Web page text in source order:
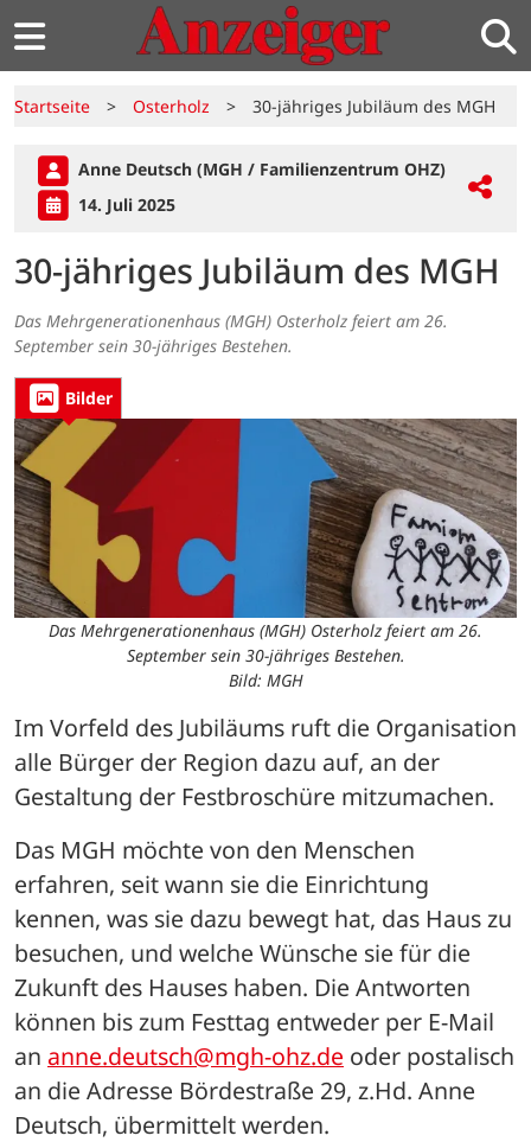
Startseite > Osterholz > 30-jähriges Jubiläum des MGH
Anne Deutsch (MGH / Familienzentrum OHZ)
14. Juli 2025
30-jähriges Jubiläum des MGH
Das Mehrgenerationenhaus (MGH) Osterholz feiert am 26.
September sein 30-jähriges Bestehen.
Bilder
Das Mehrgenerationenhaus (MGH) Osterholz feiert am 26.
September sein 30-jähriges Bestehen.
Bild: MGH
Im Vorfeld des Jubiläums ruft die Organisation
alle Bürger der Region dazu auf, an der
Gestaltung der Festbroschüre mitzumachen.
Das MGH möchte von den Menschen
erfahren, seit wann sie die Einrichtung
kennen, was sie dazu bewegt hat, das Haus zu
besuchen, und welche Wünsche sie für die
Zukunft des Hauses haben. Die Antworten
können bis zum Festtag entweder per E-Mail
an anne.deutsch@mgh-ohz.de oder postalisch
an die Adresse Bördestraße 29, z.Hd. Anne
Deutsch, übermittelt werden.